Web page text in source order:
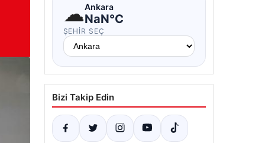
☁Ankara
NaN°C
ŞEHIR SEÇ
Bizi Takip Edin